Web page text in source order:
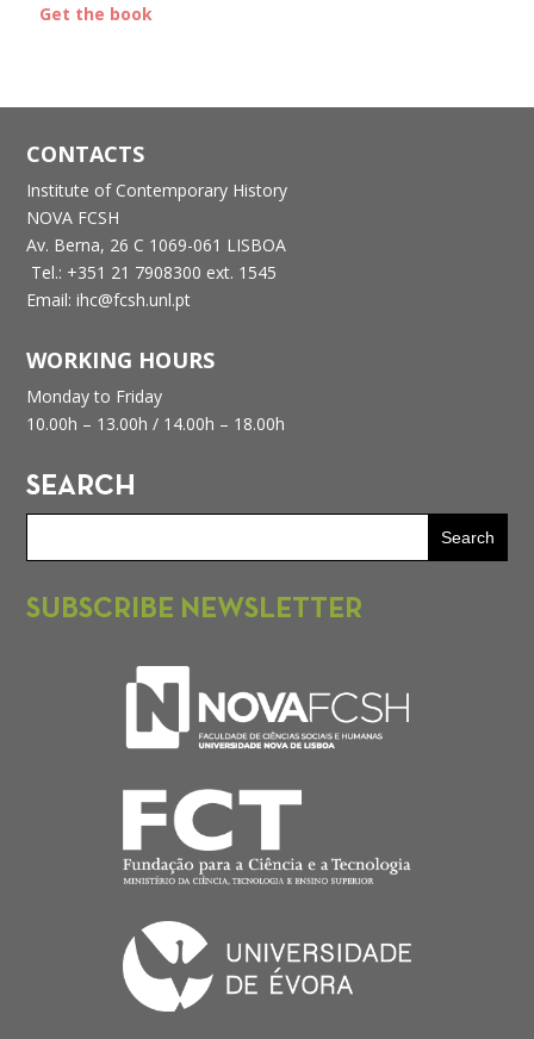
Get the book
CONTACTS
Institute of Contemporary History
NOVA FCSH
Av. Berna, 26 C 1069-061 LISBOA
Tel.: +351 21 7908300 ext. 1545
Email: ihc@fcsh.unl.pt
WORKING HOURS
Monday to Friday
10.00h – 13.00h / 14.00h – 18.00h
SEARCH
SUBSCRIBE NEWSLETTER